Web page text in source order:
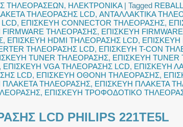
ΤΗΛΕΟΡΑΣΕΩΝ, ΗΛΕΚΤΡΟΝΙΚΑ| Tagged
ΤΗΛΕΟΡΑΣΗΣ LCD, ΑΝΤΑΛΛΑΚΤΙΚΑ
, ΕΠΙΣΚΕΥΗ CONNECTOR ΤΗΛΕΟΡΑΣΗΣ,
FIRMWARE ΤΗΛΕΟΡΑΣΗΣ, ΕΠΙΣΚΕΥΗ
, ΕΠΙΣΚΕΥΗ HDMI ΤΗΛΕΟΡΑΣΗΣ LCD, ΕΠΙΣΚΕΥΗ
ΤΗΛΕΟΡΑΣΗΣ LCD, ΕΠΙΣΚΕΥΗ T-CON
TUNER ΤΗΛΕΟΡΑΣΗΣ, ΕΠΙΣΚΕΥΗ
, ΕΠΙΣΚΕΥΗ VGA ΤΗΛΕΟΡΑΣΗΣ LCD, ΕΠΙΣΚΕΥΗ
LCD, ΕΠΙΣΚΕΥΗ ΟΘΟΝΗ ΤΗΛΕΟΡΑΣΗΣ,
ΠΛΑΚΕΤΑ ΤΗΛΕΟΡΑΣΗΣ, ΕΠΙΣΚΕΥΗ ΠΛΑΚΕΤΑ
, ΕΠΙΣΚΕΥΗ ΤΡΟΦΟΔΟΤΙΚΟ
LCD PHILIPS 221TE5L